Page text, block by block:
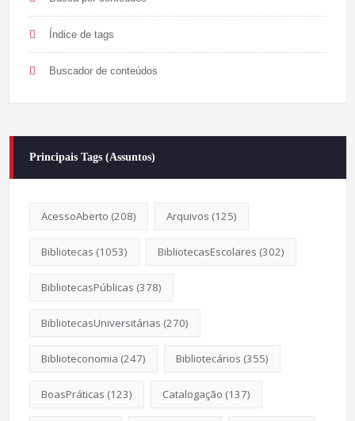
Índice de tags
Buscador de conteúdos
Principais Tags (Assuntos)
AcessoAberto (208) Arquivos (125)
Bibliotecas (1053) BibliotecasEscolares (302)
BibliotecasPúblicas (378)
BibliotecasUniversitárias (270)
Biblioteconomia (247) Bibliotecários (355)
BoasPráticas (123) Catalogação (137)